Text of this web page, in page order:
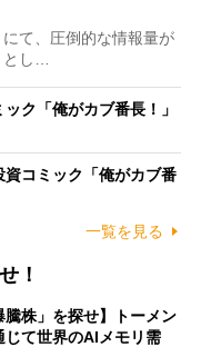
て、圧倒的な情報量が
し…
ク「俺がカブ番長！」
コミック「俺がカブ番
一覧を見る
！
騰株」を探せ】トーメン
て世界のAIメモリ需